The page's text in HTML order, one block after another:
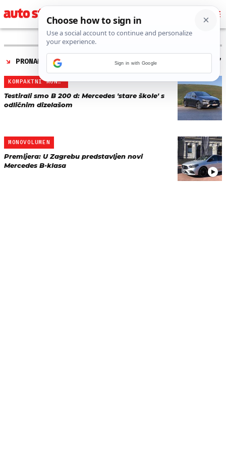
PRONAĐENO 2 REZULTATA ZA TAG “MERCEDES B-KLASA ”
KOMPAKTNI MONOVOLUMEN
Testirali smo B 200 d: Mercedes 'stare škole' s
odličnim dizelašom
MONOVOLUMEN
Premijera: U Zagrebu predstavljen novi
Mercedes B-klasa
Sign in with Google